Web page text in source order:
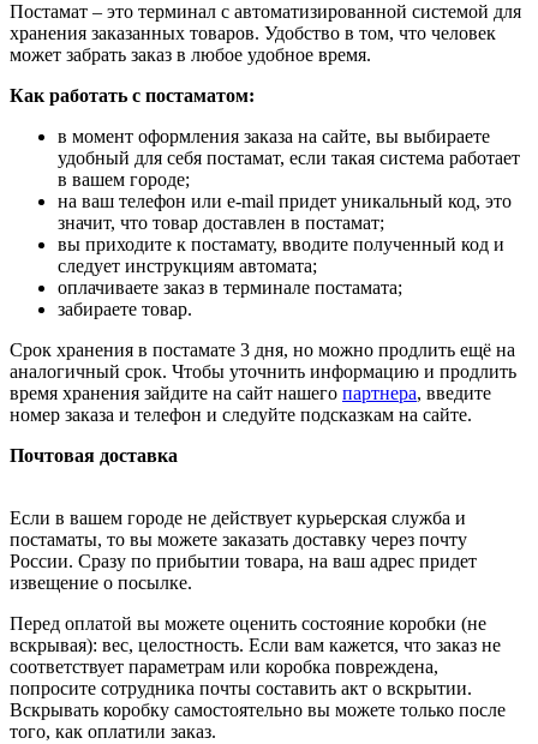
Постамат – это терминал с автоматизированной системой для
хранения заказанных товаров. Удобство в том, что человек
может забрать заказ в любое удобное время.
Как работать с постаматом:
в момент оформления заказа на сайте, вы выбираете
удобный для себя постамат, если такая система работает
в вашем городе;
на ваш телефон или e-mail придет уникальный код, это
значит, что товар доставлен в постамат;
вы приходите к постамату, вводите полученный код и
следует инструкциям автомата;
оплачиваете заказ в терминале постамата;
забираете товар.
Срок хранения в постамате 3 дня, но можно продлить ещё на
аналогичный срок. Чтобы уточнить информацию и продлить
время хранения зайдите на сайт нашего партнера, введите
номер заказа и телефон и следуйте подсказкам на сайте.
Почтовая доставка
Если в вашем городе не действует курьерская служба и
постаматы, то вы можете заказать доставку через почту
России. Сразу по прибытии товара, на ваш адрес придет
извещение о посылке.
Перед оплатой вы можете оценить состояние коробки (не
вскрывая): вес, целостность. Если вам кажется, что заказ не
соответствует параметрам или коробка повреждена,
попросите сотрудника почты составить акт о вскрытии.
Вскрывать коробку самостоятельно вы можете только после
того, как оплатили заказ.